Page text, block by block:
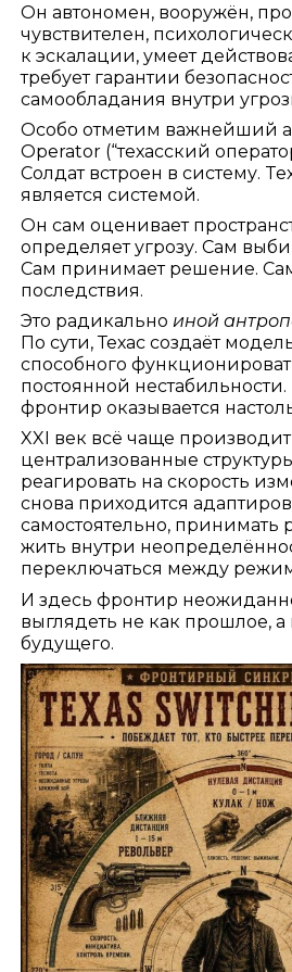
Он автономен, вооружён,
чувствителен,
к эскалации, умеет
требует гарантии
самообладания внутри
Особо отметим важнейший
Operator (“техасский
Солдат встроен в систему.
является системой.
Он сам оценивает
определяет угрозу. Сам
Сам принимает решение.
последствия.
Это радикальноиной
По сути, Техас создаёт
способного
постоянной
фронтир оказывается
XXI век всё чаще
централизованные
реагировать на скорость
снова приходится
самостоятельно, принимать
жить внутри
переключаться между
И здесь фронтир
выглядеть не как прошлое,
будущего.